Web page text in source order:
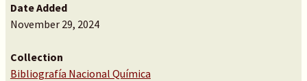
Date Added
November 29, 2024
Collection
Bibliografía Nacional Química